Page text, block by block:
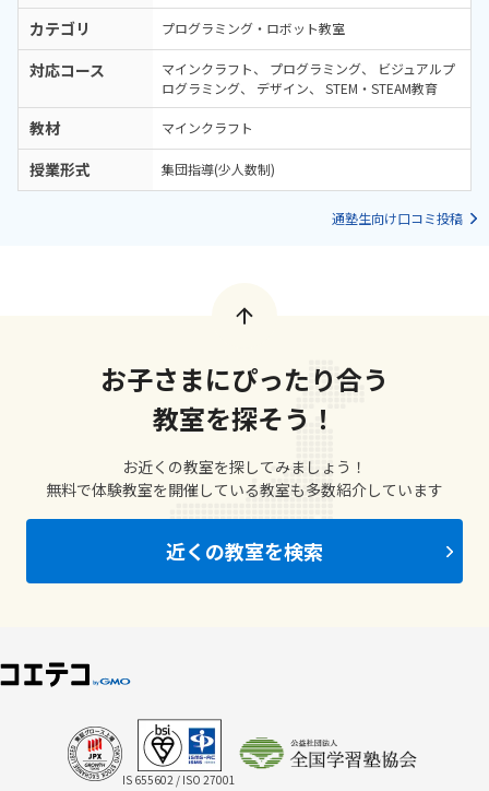
カテゴリ プログラミング・ロボット教室
対応コース マインクラフト プログラミング
ビジュアルプ
ログラミング
デザイン STEM・STEAM教育
教材 マインクラフト
授業形式 集団指導(少人数制)
通塾生向け口コミ投稿
お子さまにぴったり合う
教室を探そう！
お近くの教室を探してみましょう！
無料で体験教室を開催している教室も多数紹介しています
近くの教室を検索
IS 655602 / ISO 27001